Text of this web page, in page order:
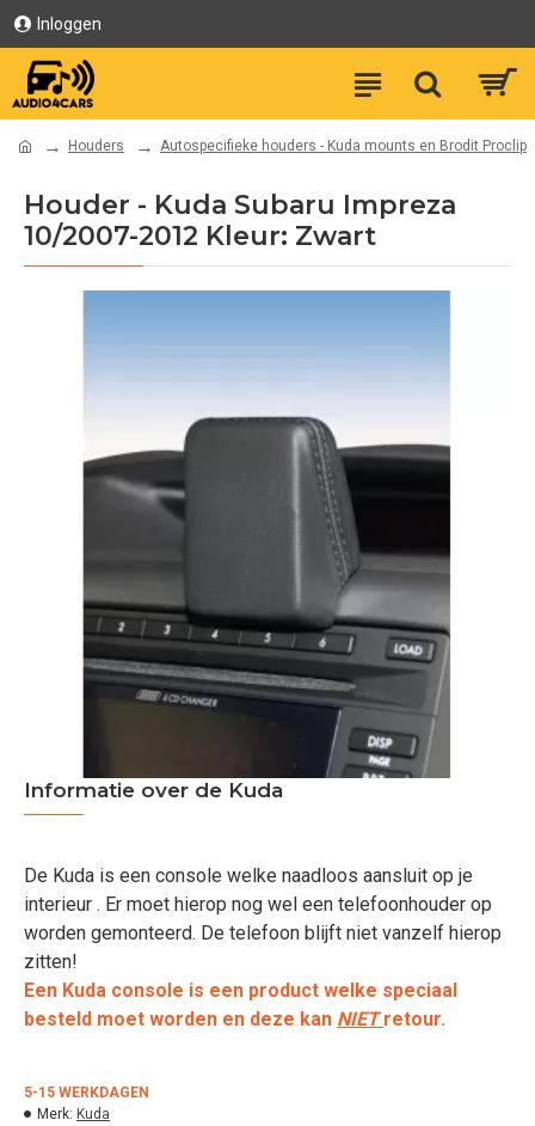
Inloggen
Houders Autospecifieke houders - Kuda mounts en Brodit Proclip
Houder - Kuda Subaru Impreza
10/2007-2012 Kleur: Zwart
Informatie over de Kuda
De Kuda is een console welke naadloos aansluit op je
interieur . Er moet hierop nog wel een telefoonhouder op
worden gemonteerd. De telefoon blijft niet vanzelf hierop
zitten!
Een Kuda console is een product welke speciaal
besteld moet worden en deze kan NIETretour.
5-15 WERKDAGEN
Merk: Kuda